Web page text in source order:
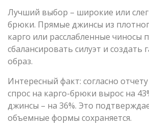
Лучший выбор – широкие или
брюки. Прямые джинсы из
карго или расслабленные чиносы
сбалансировать силуэт и создать
образ.
Интересный факт: согласно
спрос на карго-брюки вырос на
джинсы – на 36%. Это
объемные формы сохраняется.